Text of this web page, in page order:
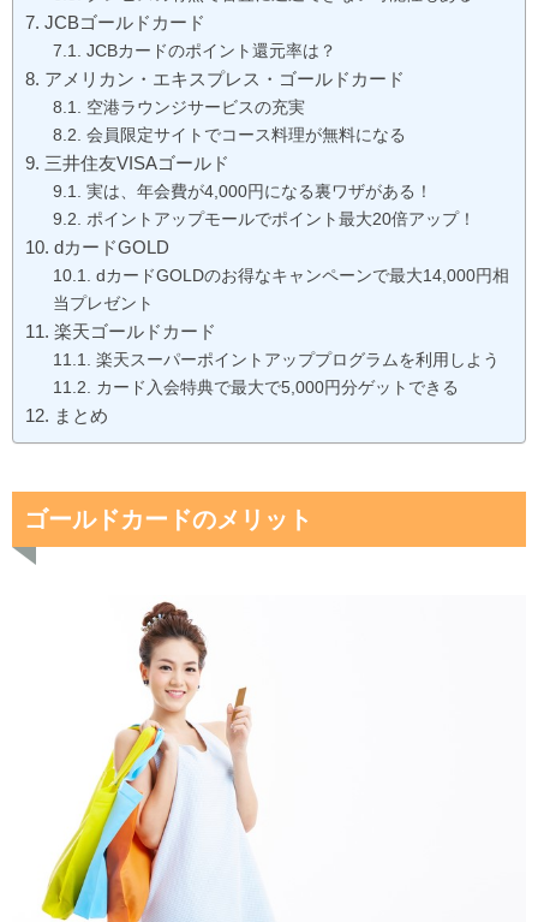
JCBゴールドカード
JCBカードのポイント還元率は？
アメリカン・エキスプレス・ゴールドカード
空港ラウンジサービスの充実
会員限定サイトでコース料理が無料になる
三井住友VISAゴールド
実は、年会費が4,000円になる裏ワザがある！
ポイントアップモールでポイント最大20倍アップ！
dカードGOLD
dカードGOLDのお得なキャンペーンで最大14,000円相
当プレゼント
楽天ゴールドカード
楽天スーパーポイントアッププログラムを利用しよう
カード入会特典で最大で5,000円分ゲットできる
まとめ
ゴールドカードのメリット